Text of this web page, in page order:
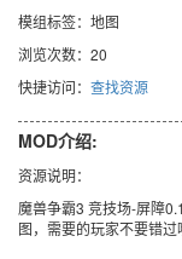
模组标签：地图
浏览次数：20
快捷访问： 查找资源
MOD介绍:
资源说明：
魔兽争霸3 竞技场-屏障
图，需要的玩家不要错过